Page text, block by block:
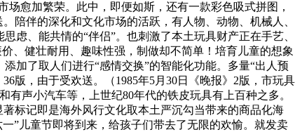
愈加繁荣。此中，即便如斯，还有一款彩色吸式拼图，
陪伴的深化和文化市场的活跃，有人物、动物、机械人、
虑、能共情的“伴侣”。也刺激了本土玩具财产正在手艺、
、健壮耐用、趣味性强，制做却不简单！培育儿童的想象
加了取人们进行“感情交换”的智能化功能。多量“出人预
版，由于受欢送。（1985年5月30日《晚报》2版，市玩具
声小汽车等，上世纪80年代的铁皮玩具有上百种之多。
标记即是海外风行文化取本土严沉勾当带来的商品化海
”儿童节即将到来，给孩子们带去了无限的欢愉。就发卖